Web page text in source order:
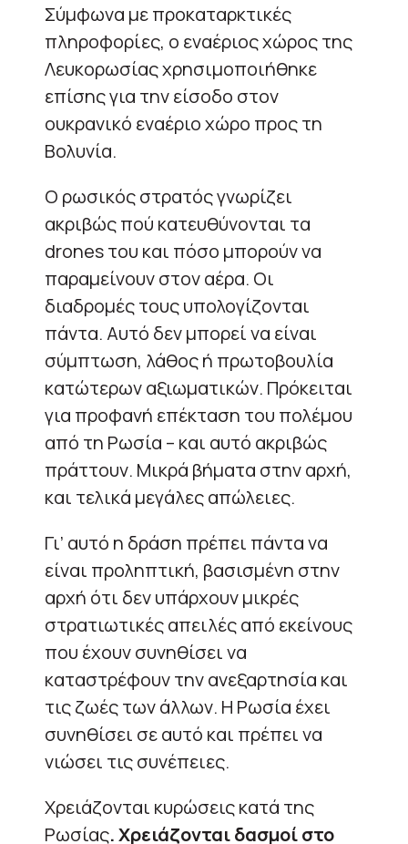
Σύμφωνα με προκαταρκτικές
πληροφορίες, ο εναέριος χώρος της
Λευκορωσίας χρησιμοποιήθηκε
επίσης για την είσοδο στον
ουκρανικό εναέριο χώρο προς τη
Βολυνία.
Ο ρωσικός στρατός γνωρίζει
ακριβώς πού κατευθύνονται τα
drones του και πόσο μπορούν να
παραμείνουν στον αέρα. Οι
διαδρομές τους υπολογίζονται
πάντα. Αυτό δεν μπορεί να είναι
σύμπτωση, λάθος ή πρωτοβουλία
κατώτερων αξιωματικών. Πρόκειται
για προφανή επέκταση του πολέμου
από τη Ρωσία – και αυτό ακριβώς
πράττουν. Μικρά βήματα στην αρχή,
και τελικά μεγάλες απώλειες.
Γι’ αυτό η δράση πρέπει πάντα να
είναι προληπτική, βασισμένη στην
αρχή ότι δεν υπάρχουν μικρές
στρατιωτικές απειλές από εκείνους
που έχουν συνηθίσει να
καταστρέφουν την ανεξαρτησία και
τις ζωές των άλλων. Η Ρωσία έχει
συνηθίσει σε αυτό και πρέπει να
νιώσει τις συνέπειες.
Χρειάζονται κυρώσεις κατά της
Ρωσίας. Χρειάζονται δασμοί στο